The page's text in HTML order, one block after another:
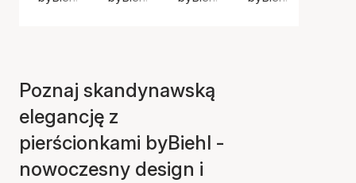
Poznaj skandynawską
elegancję z
pierścionkami byBiehl -
nowoczesny design i